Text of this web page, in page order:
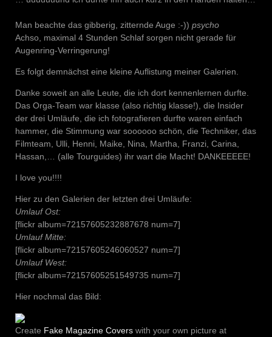
Man beachte das gibberig, zitternde Auge :-)) psycho
Achso, maximal 4 Stunden Schlaf sorgen nicht gerade für
Augenring-Verringerung!
Es folgt demnächst eine kleine Auflistung meiner Galerien.
Danke soweit an alle Leute, die ich dort kennenlernen durfte.
Das Orga-Team war klasse (also richtig klasse!), die Insider
der drei Umläufe, die ich fotografieren durfte waren einfach
hammer, die Stimmung war soooooo schön, die Techniker, das
Filmteam, Ulli, Henni, Maike, Nina, Martha, Franzi, Carina,
Hassan,… (alle Tourguides) ihr wart die Macht! DANKEEEEE!
I love you!!!!
Hier zu den Galerien der letzten drei Umläufe:
Umlauf Ost:
[flickr album=72157605232887678 num=7]
Umlauf Mitte:
[flickr album=72157605246060527 num=7]
Umlauf West:
[flickr album=72157605251549735 num=7]
Hier nochmal das Bild:
Create Fake Magazine Covers with your own picture at